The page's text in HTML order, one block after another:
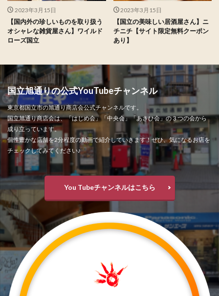
2023年3月15日
【国内外の珍しいものを取り扱う
オシャレな雑貨屋さん】ワイルド
ローズ国立
2023年3月15日
【国立の美味しい居酒屋さん】ニ
チニチ【サイト限定無料クーポン
あり】
国立旭通りの公式YouTubeチャンネル
東京都国立市の旭通り商店会公式チャンネルです。
国立旭通り商店会は、「はじめ会」「中央会」「あさひ会」の３つの会から
成り立っています。
個性豊かな店舗を2分程度の動画で紹介していきます！ぜひ、気になるお店を
チェックしてみてください♪
You Tubeチャンネルはこちら